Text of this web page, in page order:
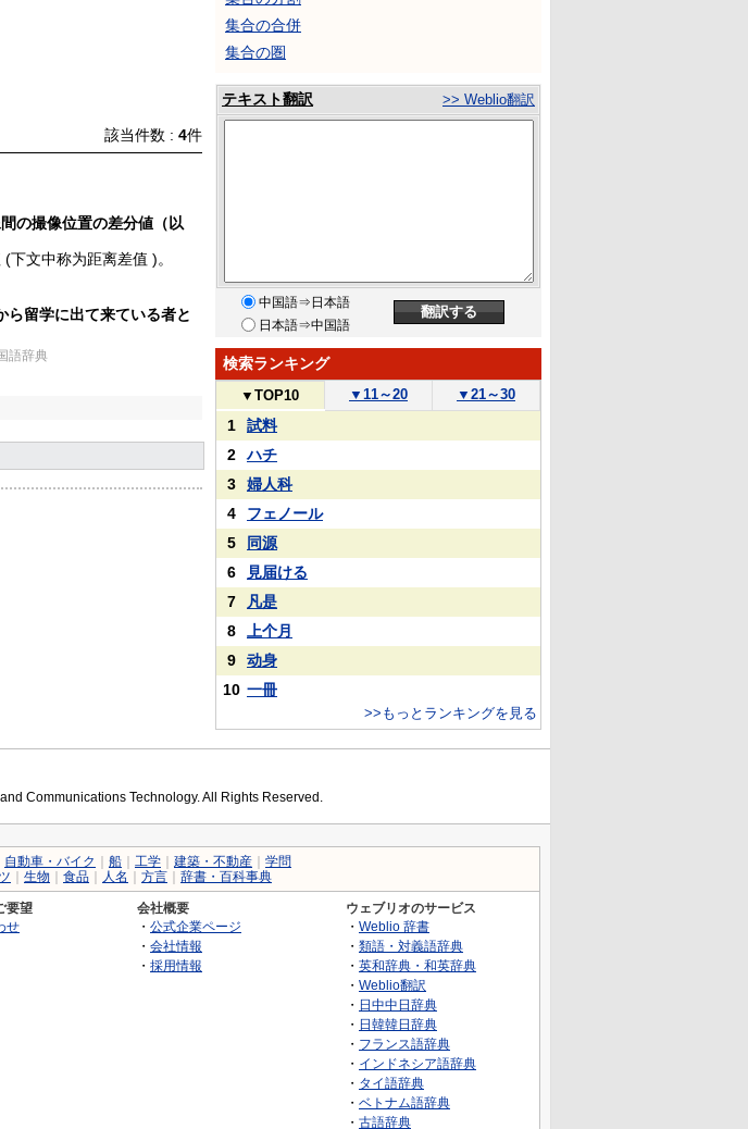
該当件数 : 4件
の撮像位置の差分値（以
文中称为距离差值 )。
ら留学に出て来ている者と
語辞典
集合の合併
集合の圏
テキスト翻訳 >> Weblio翻訳
中国語⇒日本語
日本語⇒中国語
検索ランキング
▼ TOP10 ▼ 11～20 ▼ 21～30
1
試料
2
ハチ
3
婦人科
4
フェノール
5
同源
6
見届ける
7
凡是
8
上个月
9
动身
10 一冊
>>もっとランキングを見る
Communications Technology. All Rights Reserved.
自動車・バイク 船 工学 建築・不動産
学問
生物 食品 人名 方言 辞書・百科事典
要望
せ
会社概要
・ 公式企業ページ
・ 会社情報
・ 採用情報
ウェブリオのサービス
・ Weblio 辞書
・ 類語・対義語辞典
・ 英和辞典・和英辞典
・ Weblio翻訳
・ 日中中日辞典
・ 日韓韓日辞典
・ フランス語辞典
・ インドネシア語辞典
・ タイ語辞典
・ ベトナム語辞典
・ 古語辞典